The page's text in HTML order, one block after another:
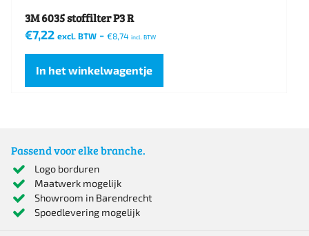
3M 6035 stoffilter P3 R
€7,22 excl. BTW - €8,74 incl. BTW
In het winkelwagentje
Passend voor elke branche.
Logo borduren
Maatwerk mogelijk
Showroom in Barendrecht
Spoedlevering mogelijk